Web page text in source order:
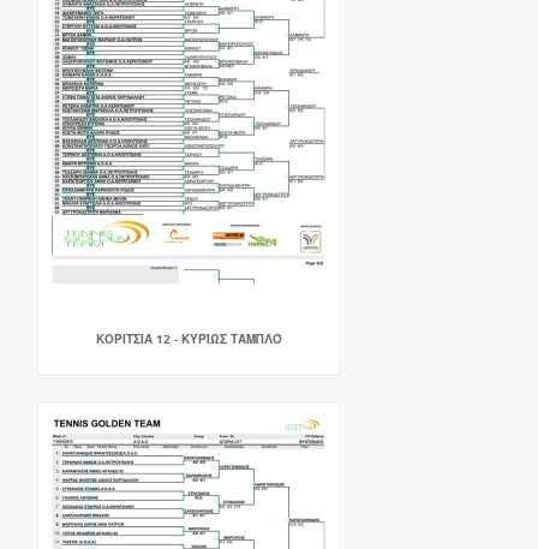
ΚΟΡΙΤΣΙΑ 12 - ΚΥΡΊΩΣ ΤΑΜΠΛΌ